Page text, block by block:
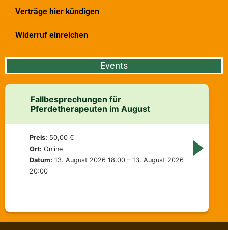
Verträge hier kündigen
Widerruf einreichen
Events
Fallbesprechungen für
Pferdetherapeuten im August
Preis: 50,00 €
Ort: Online
Datum: 13. August 2026 18:00 – 13. August 2026
20:00